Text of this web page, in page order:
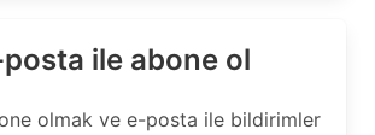
ile abone ol
olmak ve e-posta ile bildirimler